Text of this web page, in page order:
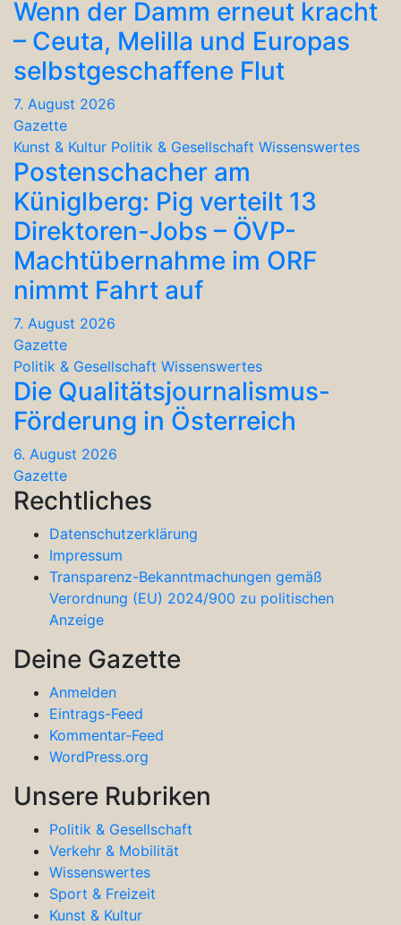
Wenn der Damm erneut kracht
– Ceuta, Melilla und Europas
selbstgeschaffene Flut
7. August 2026
Gazette
Kunst & Kultur Politik & Gesellschaft Wissenswertes
Postenschacher am
Küniglberg: Pig verteilt 13
Direktoren-Jobs – ÖVP-
Machtübernahme im ORF
nimmt Fahrt auf
7. August 2026
Gazette
Politik & Gesellschaft Wissenswertes
Die Qualitätsjournalismus-
Förderung in Österreich
6. August 2026
Gazette
Rechtliches
Datenschutzerklärung
Impressum
Transparenz-Bekanntmachungen gemäß
Verordnung (EU) 2024/900 zu politischen
Anzeige
Deine Gazette
Anmelden
Eintrags-Feed
Kommentar-Feed
WordPress.org
Unsere Rubriken
Politik & Gesellschaft
Verkehr & Mobilität
Wissenswertes
Sport & Freizeit
Kunst & Kultur